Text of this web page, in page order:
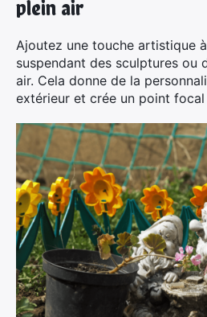
plein air
Ajoutez une touche artistique
suspendant des sculptures ou
air. Cela donne de la
extérieur et crée un point focal